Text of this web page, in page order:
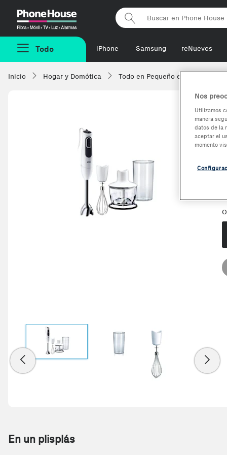
Phonehouse
Todo iPhone Samsung reNuevos
Inicio Hogar y Domótica Todo en Pequeño
En un plisplás
Nos
Utilizamos
manera
datos de la
aceptar el
momento